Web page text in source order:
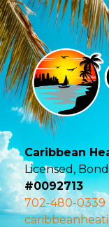
Caribbean
Licensed,
#0092713
702-480-0339